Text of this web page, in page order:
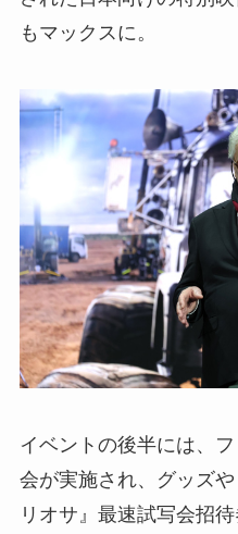
もマックスに。
イベントの後半には、
会が実施され、グッズ
リオサ』最速試写会招